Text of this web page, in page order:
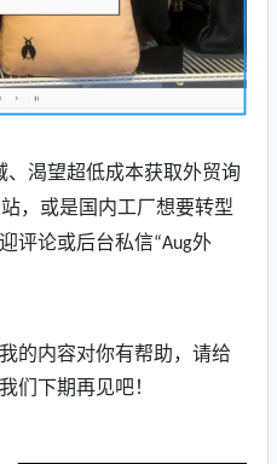
、渴望超低成本获取外贸询
，或是国内工厂想要转型
评论或后台私信“Aug外
的内容对你有帮助，请给
们下期再见吧！